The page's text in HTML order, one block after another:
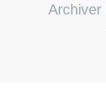
Archiver